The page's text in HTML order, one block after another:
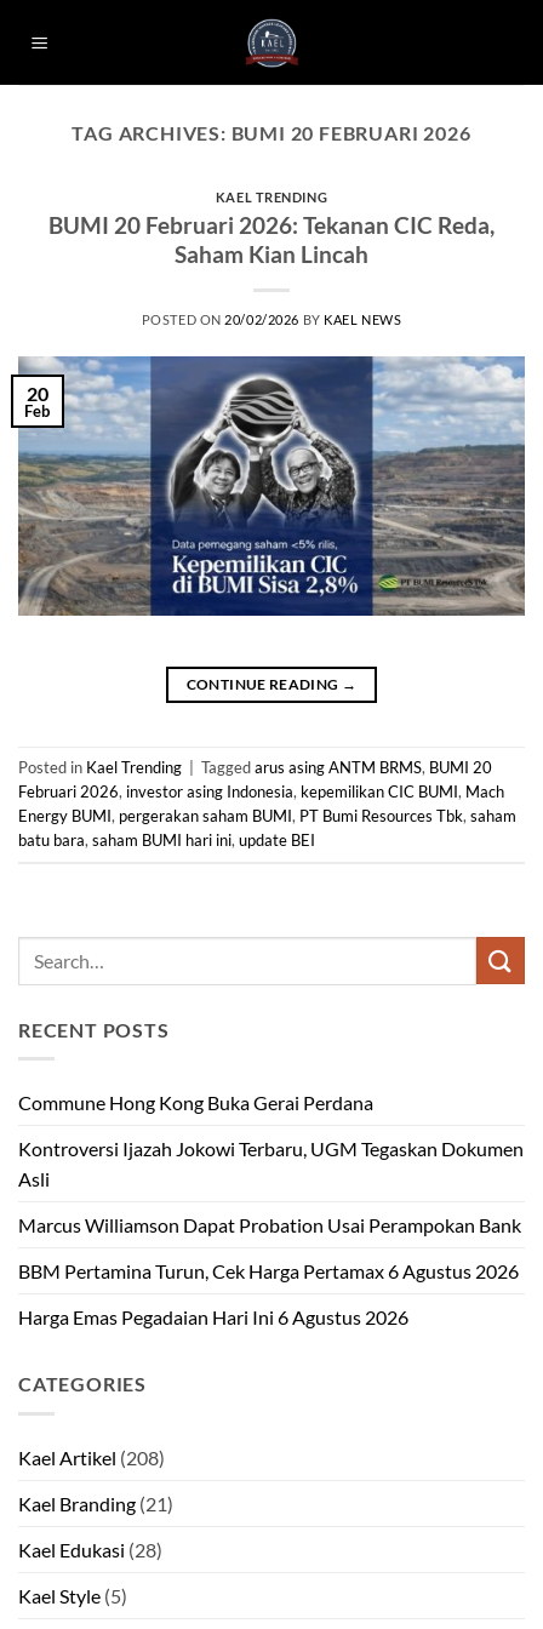
TAG ARCHIVES: BUMI 20 FEBRUARI 2026
KAEL TRENDING
BUMI 20 Februari 2026: Tekanan CIC Reda,
Saham Kian Lincah
POSTED ON 20/02/2026 BY KAEL NEWS
20
Feb
CONTINUE READING →
Posted in Kael Trending Taggedarus asing ANTM BRMS, BUMI 20
Februari 2026, investor asing Indonesia, kepemilikan CIC BUMI, Mach
Energy BUMI, pergerakan saham BUMI, PT Bumi Resources Tbk, saham
batu bara, saham BUMI hari ini, update BEI
RECENT POSTS
Commune Hong Kong Buka Gerai Perdana
Kontroversi Ijazah Jokowi Terbaru, UGM Tegaskan Dokumen
Asli
Marcus Williamson Dapat Probation Usai Perampokan Bank
BBM Pertamina Turun, Cek Harga Pertamax 6 Agustus 2026
Harga Emas Pegadaian Hari Ini 6 Agustus 2026
CATEGORIES
Kael Artikel (208)
Kael Branding (21)
Kael Edukasi (28)
Kael Style (5)